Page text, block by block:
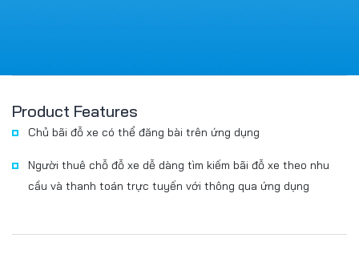
Product Features
Chủ bãi đỗ xe có thể đăng bài trên ứng dụng
Người thuê chỗ đỗ xe dễ dàng tìm kiếm bãi đỗ xe theo nhu
cầu và thanh toán trực tuyến với thông qua ứng dụng